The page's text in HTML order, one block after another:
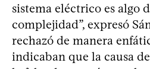
sistema eléctrico es algo
complejidad”, expresó
rechazó de manera
indicaban que la causa